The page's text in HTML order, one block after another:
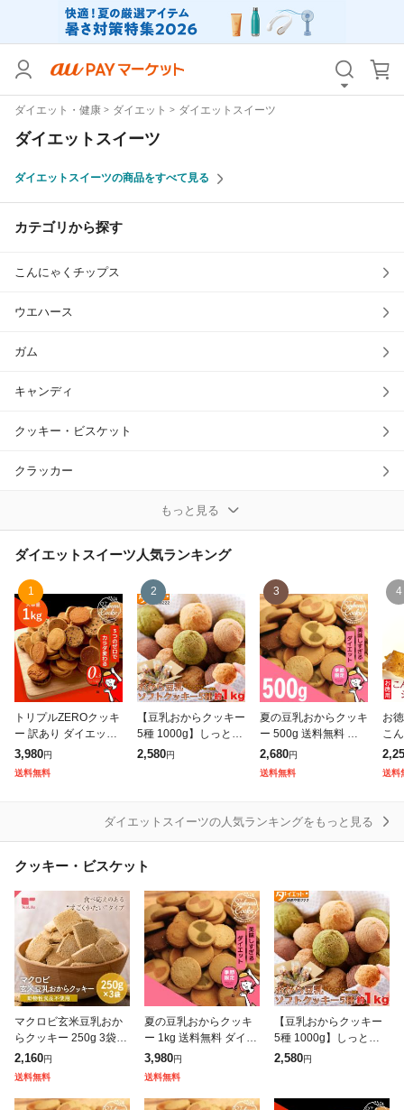
ダイエット・健康 ダイエット ダイエットスイーツ
ダイエットスイーツ
ダイエットスイーツの商品をすべて見る
カテゴリから探す
こんにゃくチップス
ウエハース
ガム
キャンディ
クッキー・ビスケット
クラッカー
ケーキ
ゼリー系
チップス・せんべい
チョコレート
フレーク
プリン
その他ダイエットスイーツ
もっと見る
ダイエットスイーツ 人気ランキング
1
トリプルZEROクッキ
ー 訳あり ダイエット
クッキー おからクッ
キー 小麦不使用 卵不
3,980円
送料無料
2
【豆乳おからクッキー
5種 1000g】しっとり
おから ソフトクッキ
2,580円
3
夏の豆乳おからクッキ
ー 500g 送料無料 ラ
ンキング1位! 豆乳 お
から クッキー ヘルシ
2,680円
送料無料
4
お
こ
ー
ん
送料
ダイエットスイーツの人気ランキングをもっと見る
クッキー・ビスケット
マクロビ玄米豆乳おか
らクッキー 250g 3袋セ
ット (送料無料 動植物
性食品不使用 おからク
キー 置き換
2,160円
送料無料
夏の豆乳おからクッキ
ー 1kg 送料無料 ダイエ
ット ヘルシー クッキー
豆乳 おから クッキー
3,980円
送料無料
【豆乳おからクッキー
5種 1000g】しっとり
おから ソフトクッキー
ツ お菓
2,580円
カテゴリ すべて
価格
Pontaパス特典対象すべて
サンキュー配送対象
除外ワード